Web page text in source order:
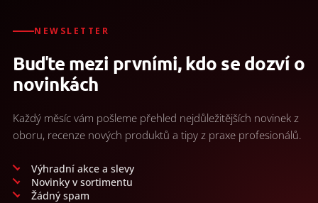
NEWSLETTER
Buďte mezi prvními, kdo se dozví o
novinkách
Každý měsíc vám pošleme přehled nejdůležitějších novinek z
oboru, recenze nových produktů a tipy z praxe profesionálů.
Výhradní akce a slevy
Novinky v sortimentu
Žádný spam